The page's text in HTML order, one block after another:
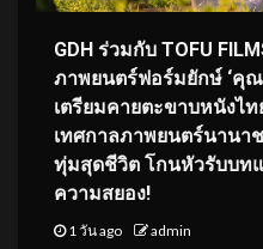
GDH ร่วมกับ TOFU
ภาพยนตร์ฟอร์มยักษ์ ‘คุณ
เตรียมคายตะขาบหนังไ
เทศกาลภาพยนตร์นานา
ทุ่มสุดชีวิต โกนหัวรับบท
ความสยอง!
1 วัน ago admin